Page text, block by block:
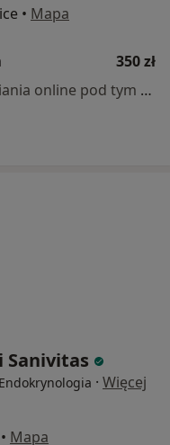
• Mapa
350 zł
Specjalista nie oferuje umawiania online pod tym adresem.
Sanivitas
· Więcej
• Mapa